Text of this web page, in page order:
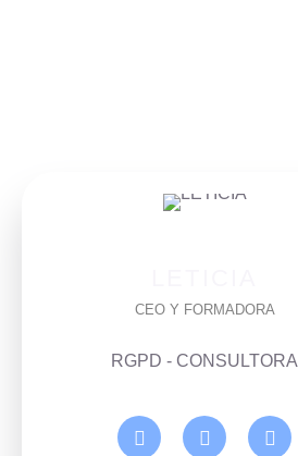
CEO Y FORMADORA
RGPD - CONSULTORA